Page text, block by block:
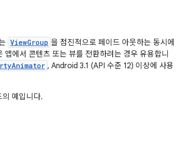
ViewGroup 을 점진적으로 페이드 아웃하는 동시에
에서 콘텐츠 또는 뷰를 전환하려는 경우 유용합니
, Android 3.1 (API 수준 12) 이상에 사용
예입니다.